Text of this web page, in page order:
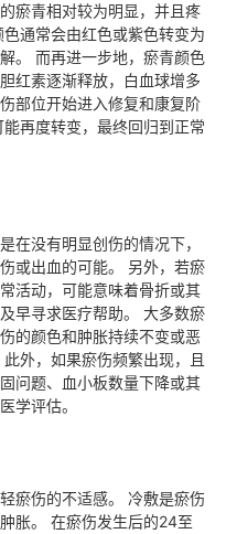
瘀青相对较为明显，并且疼
通常会由红色或紫色转变为
。 而再进一步地，瘀青颜色
红素逐渐释放，白血球增多
部位开始进入修复和康复阶
再度转变，最终回归到正常
在没有明显创伤的情况下，
或出血的可能。 另外，若瘀
活动，可能意味着骨折或其
早寻求医疗帮助。 大多数瘀
的颜色和肿胀持续不变或恶
外，如果瘀伤频繁出现，且
问题、血小板数量下降或其
学评估。
瘀伤的不适感。 冷敷是瘀伤
胀。 在瘀伤发生后的24至